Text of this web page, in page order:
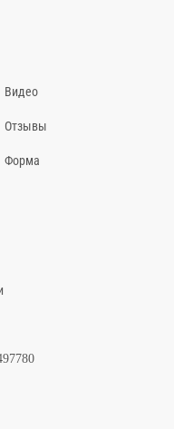
Видео
Отзывы
Форма